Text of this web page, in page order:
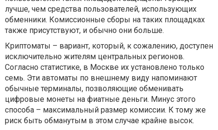
лучше, чем средства пользователей, использующих
обменники. Комиссионные сборы на таких площадках
также присутствуют, и обычно они больше.
Криптоматы – вариант, который, к сожалению, доступен
исключительно жителям центральных регионов.
Согласно статистике, в Москве их установлено только
семь. Эти автоматы по внешнему виду напоминают
обычные терминалы, позволяющие обменивать
цифровые монеты на фиатные деньги. Минус этого
способа – максимальный размер комиссии. К тому же
риск быть обманутым в этом случае крайне высок.